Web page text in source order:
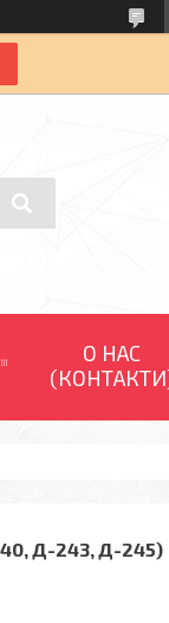
О НАС
Д-243, Д-245)